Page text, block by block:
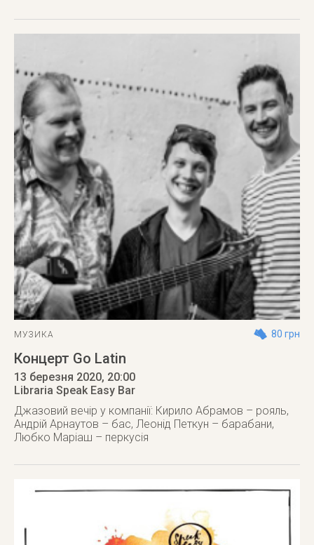
МУЗИКА 80 грн
Концерт Go Latin
13 березня 2020, 20:00
Libraria Speak Easy Bar
Джазовий вечір у компанії: Кирило Абрамов – рояль,
Андрій Арнаутов – бас, Леонід Петкун – барабани,
Любко Маріаш – перкусія